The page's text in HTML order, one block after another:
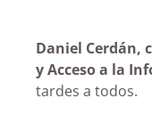
Daniel Cerdán,
y Acceso a la
tardes a todos.